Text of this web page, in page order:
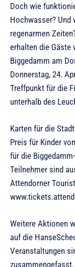
Doch wie
Hochwasser? Und
regenarmen
erhalten die Gäste
Biggedamm am
Donnerstag, 24.
Treffpunkt für die
unterhalb des
Karten für die
Preis für Kinder
für die
Teilnehmer sind
Attendorner
Weitere Aktionen
auf die
Veranstaltungen